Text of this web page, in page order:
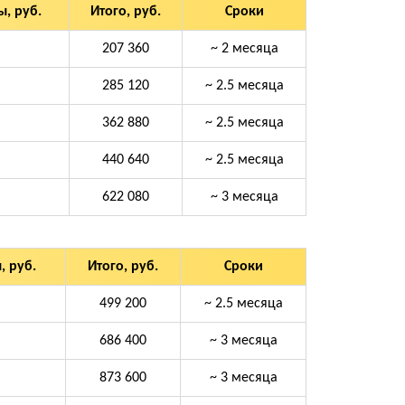
руб. Итого, руб. Сроки
207 360 ~ 2 месяца
285 120 ~ 2.5 месяца
362 880 ~ 2.5 месяца
440 640 ~ 2.5 месяца
622 080 ~ 3 месяца
руб. Итого, руб. Сроки
499 200 ~ 2.5 месяца
686 400 ~ 3 месяца
873 600 ~ 3 месяца